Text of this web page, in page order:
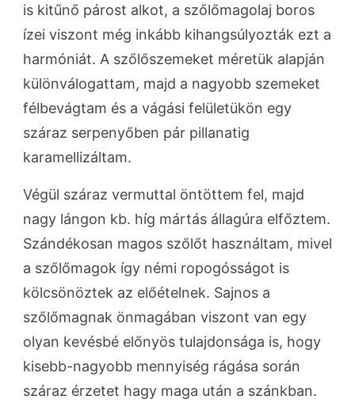
is kitűnő párost alkot, a szőlőmagolaj boros
ízei viszont még inkább kihangsúlyozták ezt a
harmóniát. A szőlőszemeket méretük alapján
különválogattam, majd a nagyobb szemeket
félbevágtam és a vágási felületükön egy
száraz serpenyőben pár pillanatig
karamellizáltam.
Végül száraz vermuttal öntöttem fel, majd
nagy lángon kb. híg mártás állagúra elfőztem.
Szándékosan magos szőlőt használtam, mivel
a szőlőmagok így némi ropogósságot is
kölcsönöztek az előételnek. Sajnos a
szőlőmagnak önmagában viszont van egy
olyan kevésbé előnyös tulajdonsága is, hogy
kisebb-nagyobb mennyiség rágása során
száraz érzetet hagy maga után a szánkban.